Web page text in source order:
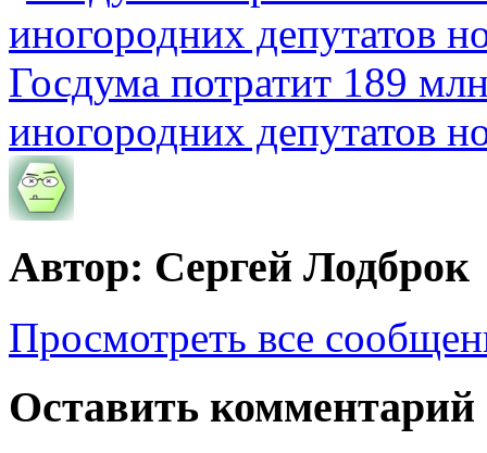
Госдума потратит 189
иногородних депутатов
Автор: Сергей Лодброк
Просмотреть все
Оставить комментарий